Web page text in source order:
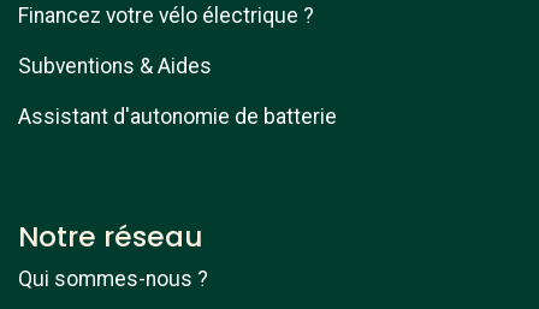
Financez votre vélo électrique ?
Subventions & Aides
Assistant d'autonomie de batterie
Notre réseau
Qui sommes-nous ?